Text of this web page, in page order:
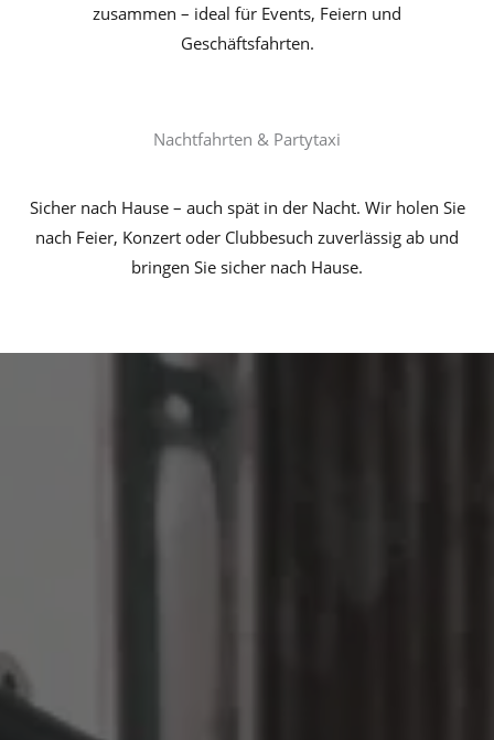
zusammen – ideal für Events, Feiern und
Geschäftsfahrten.
Nachtfahrten & Partytaxi
Sicher nach Hause – auch spät in der Nacht. Wir holen Sie
nach Feier, Konzert oder Clubbesuch zuverlässig ab und
bringen Sie sicher nach Hause.
und die Umgebung genau kennt. Wir
sind 24/7 erreichbar, kommen schnell